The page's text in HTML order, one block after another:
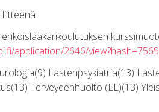
erikoislääkärikoulutuksen
application/2646/
Lastenpsykiatria(13)
Terveydenhuolto (EL)(13)